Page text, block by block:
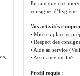
En tant que cuisinier/
consignes d’hygiène.
Vos activités
• Mise en place et
• Respect des
• Aide au service
• Assurance qualité
Profil requis :